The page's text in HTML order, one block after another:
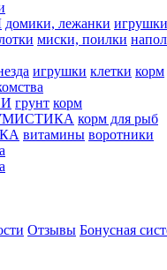
домики, лежанки игрушки
миски, поилки
игрушки клетки корм
грунт корм
корм для рыб
витамины воротники
Отзывы Бонусная